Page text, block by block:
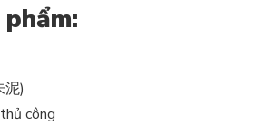
泥)
công